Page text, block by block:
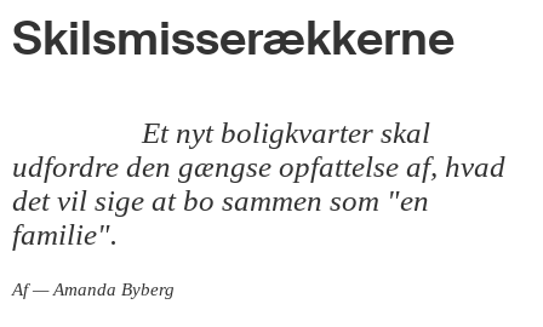
Skilsmisserækkerne
Et nyt boligkvarter skal
udfordre den gængse opfattelse af, hvad
det vil sige at bo sammen som "en
familie".
Af — Amanda Byberg